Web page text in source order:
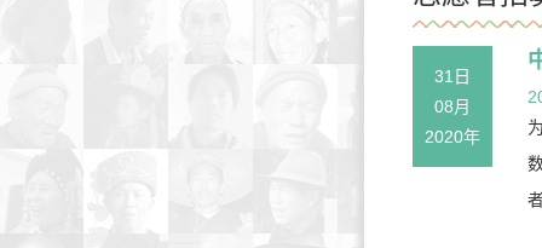
31日
08月
2020年